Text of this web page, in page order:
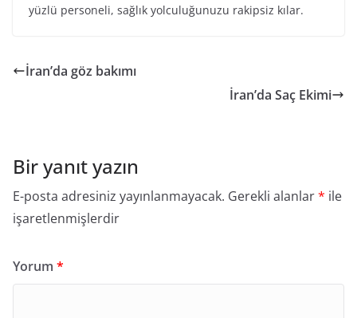
yüzlü personeli, sağlık yolculuğunuzu rakipsiz kılar.
İran’da göz bakımı
İran’da Saç Ekimi
Bir yanıt yazın
E-posta adresiniz yayınlanmayacak. Gerekli alanlar* ile
işaretlenmişlerdir
Yorum *